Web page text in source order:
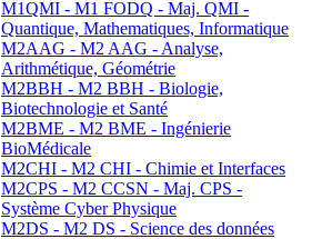
M1QMI - M1 FODQ - Maj. QMI -
Quantique, Mathematiques, Informatique
M2AAG - M2 AAG - Analyse,
Arithmétique, Géométrie
M2BBH - M2 BBH - Biologie,
Biotechnologie et Santé
M2BME - M2 BME - Ingénierie
BioMédicale
M2CHI - M2 CHI - Chimie et Interfaces
M2CPS - M2 CCSN - Maj. CPS -
Système Cyber Physique
M2DS - M2 DS - Science des données